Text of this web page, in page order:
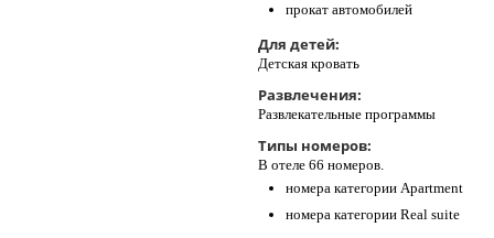
прокат автомобилей
Для детей:
Детская кровать
Развлечения:
Развлекательные программы
Типы номеров:
В отеле 66 номеров.
номера категории Аpartment
номера категории Real suite